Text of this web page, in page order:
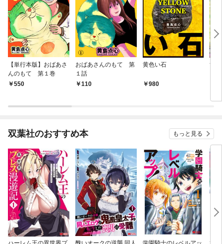
【単行本版】おばあさ
んのもて 第１巻
550
おばあさんのもて 第
１話
110
黄色い石
980
黄
双葉社のおすすめ本 もっと見る